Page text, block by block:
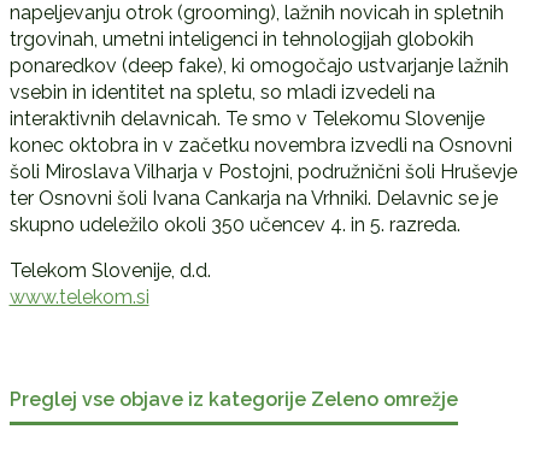
napeljevanju otrok (grooming), lažnih novicah in spletnih
trgovinah, umetni inteligenci in tehnologijah globokih
ponaredkov (deep fake), ki omogočajo ustvarjanje lažnih
vsebin in identitet na spletu, so mladi izvedeli na
interaktivnih delavnicah. Te smo v Telekomu Slovenije
konec oktobra in v začetku novembra izvedli na Osnovni
šoli Miroslava Vilharja v Postojni, podružnični šoli Hruševje
ter Osnovni šoli Ivana Cankarja na Vrhniki. Delavnic se je
skupno udeležilo okoli 350 učencev 4. in 5. razreda.
Telekom Slovenije, d.d.
www.telekom.si
Preglej vse objave iz kategorije Zeleno omrežje